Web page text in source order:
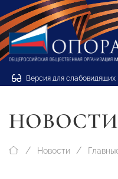
Версия для слабовидящих
НОВОСТИ
Новости